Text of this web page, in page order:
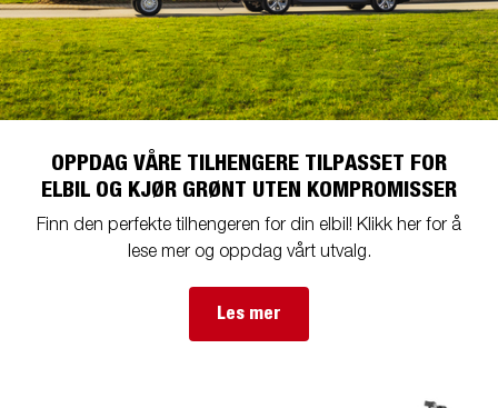
OPPDAG VÅRE TILHENGERE TILPASSET FOR
ELBIL OG KJØR GRØNT UTEN KOMPROMISSER
Finn den perfekte tilhengeren for din elbil! Klikk her for å
lese mer og oppdag vårt utvalg.
Les mer